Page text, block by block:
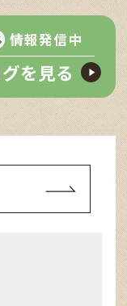
情報発信中
を見る